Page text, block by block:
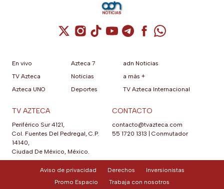
Cuenta de X / Twitter (se abre en una
Cuenta de Instagram (se abre en una
Cuenta de TikTok (se abre en
Cuenta de YouTube (se abre
Cuenta de Telegram (se
Cuenta de
Cuenta de
En vivo
TV Azteca
Azteca UNO
Azteca 7
Noticias
Deportes
adn Noticias
a más +
TV Azteca Internacional
TV AZTECA
Periférico Sur 4121,
Col. Fuentes Del Pedregal, C.P.
14140,
Ciudad De México, México.
CONTACTO
contacto@tvazteca.com
55 1720 1313 | Conmutador
Aviso de privacidad Derechos
Inversionistas
Promo Espacio
Trabaja con nosotros